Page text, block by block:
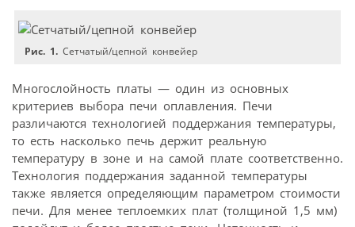
Рис. 1. Сетчатый/цепной конвейер
Многослойность платы — один из основных
критериев выбора печи оплавления. Печи
различаются технологией поддержания температуры,
то есть насколько печь держит реальную
температуру в зоне и на самой плате соответственно.
Технология поддержания заданной температуры
также является определяющим параметром стоимости
печи. Для менее теплоемких плат (толщиной 1,5 мм)